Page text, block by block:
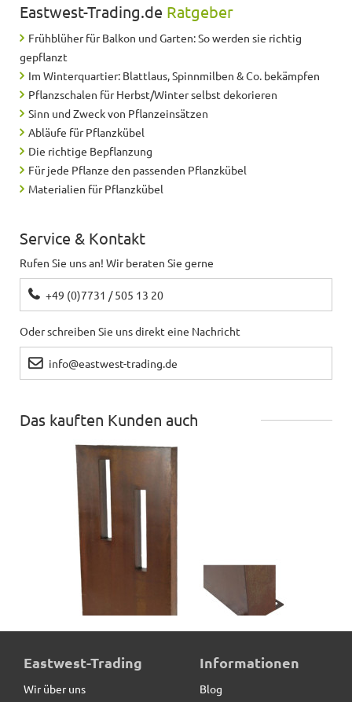
Eastwest-Trading.de Ratgeber
Frühblüher für Balkon und Garten: So werden sie richtig
gepflanzt
Im Winterquartier: Blattlaus, Spinnmilben & Co. bekämpfen
Pflanzschalen für Herbst/Winter selbst dekorieren
Sinn und Zweck von Pflanzeinsätzen
Abläufe für Pflanzkübel
Die richtige Bepflanzung
Für jede Pflanze den passenden Pflanzkübel
Materialien für Pflanzkübel
Service & Kontakt
Rufen Sie uns an! Wir beraten Sie gerne
+49 (0)7731 / 505 13 20
Oder schreiben Sie uns direkt eine Nachricht
info@eastwest-trading.de
Das kauften Kunden auch
Design-Raumteiler aus Cortenstahl, rostfarben - jetzt
Eastwest-Trading
Wir über uns
Informationen
Blog